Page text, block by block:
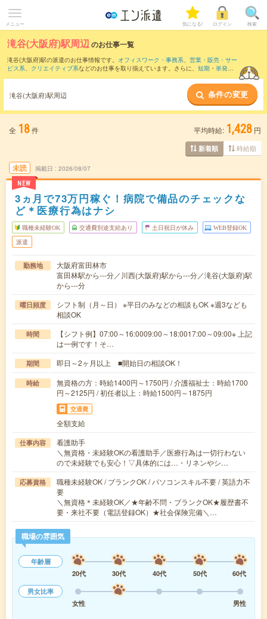
メニュー 気になる! ログイン 検索
滝谷(大阪府)駅周辺のお仕事一覧
滝谷(大阪府)駅の派遣のお仕事情報です。 オフィスワーク・事務系、 営業・販売・サー
ビス系、 クリエイティブ系などのお仕事を取り揃えています。さらに、 短期 ・ 単発な
また、堺東駅・和泉中央駅
など近隣駅のお仕事
もご確認いただけます。
滝谷(大阪府)駅周辺 条件の変更
全 18件 平均時給: 1,428 円
新着順 時給順
未読
NEW
掲載日 2026/08/07
3ヵ月で73万円稼ぐ！病院で備品のチェックな
ど＊医療行為はナシ
職種未経験OK 交通費別途支給あり 土日祝日が休み WEB登録OK
派遣
勤務地
大阪府富田林市
富田林駅から---分／川西(大阪府)駅から---分／滝谷(大阪府)駅
から---分
曜日頻度
シフト制（月～日） ※平日のみなどの相談もOK ※週3なども
相談OK
時間
【シフト例】07:00～16:0009:00～18:0017:00～09:00※ 上記
は一例です！そ…
期間 即日～2ヶ月以上 ■開始日の相談OK！
時給
無資格の方：時給1400円～1750円 / 介護福祉士：時給1700
円～2125円 / 初任者以上：時給1500円～1875円
交通費
全額支給
仕事内容
看護助手
＼無資格・未経験OKの看護助手／医療行為は一切行わない
ので未経験でも安心！▽具体的には…・リネンやシ…
応募資格
職種未経験OK / ブランクOK / パソコンスキル不要 / 英語力不
要
＼無資格＊未経験OK／★年齢不問・ブランクOK★履歴書不
要・来社不要（電話登録OK）★社会保険完備＼…
職場の雰囲気
年齢層
20代
30代 40代 50代
60代
男女比率
女性
男性